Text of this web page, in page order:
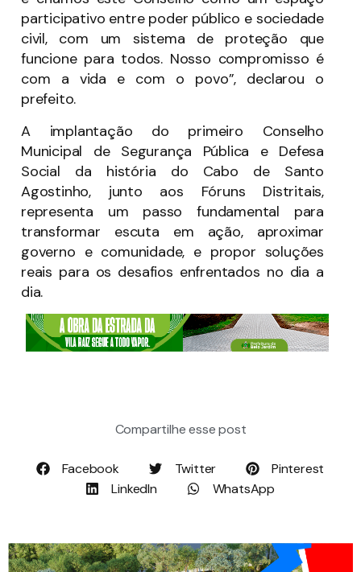
participativo entre poder público e sociedade
civil, com um sistema de proteção que
funcione para todos. Nosso compromisso é
com a vida e com o povo”, declarou o
prefeito.
A implantação do primeiro Conselho
Municipal de Segurança Pública e Defesa
Social da história do Cabo de Santo
Agostinho, junto aos Fóruns Distritais,
representa um passo fundamental para
transformar escuta em ação, aproximar
governo e comunidade, e propor soluções
reais para os desafios enfrentados no dia a
dia.
Compartilhe esse post
Facebook Twitter
Pinterest
LinkedIn
WhatsApp